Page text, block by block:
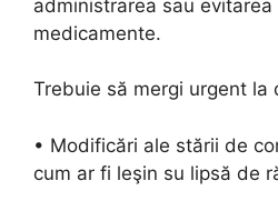
administrarea sau
medicamente.
Trebuie să mergi urgent la
• Modificări ale stării de
cum ar fi leşin su lipsă de